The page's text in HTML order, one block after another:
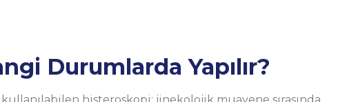
Durumlarda Yapılır?